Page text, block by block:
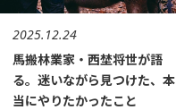
2025.12.24
馬搬林業家・西埜将世が語
る。迷いながら見つけた、本
当にやりたかったこと